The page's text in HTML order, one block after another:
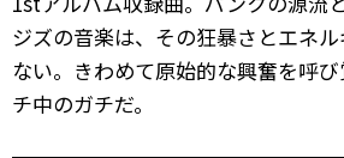
ジズの音楽は、その狂暴さとエネ
ない。きわめて原始的な興奮を呼
チ中のガチだ。